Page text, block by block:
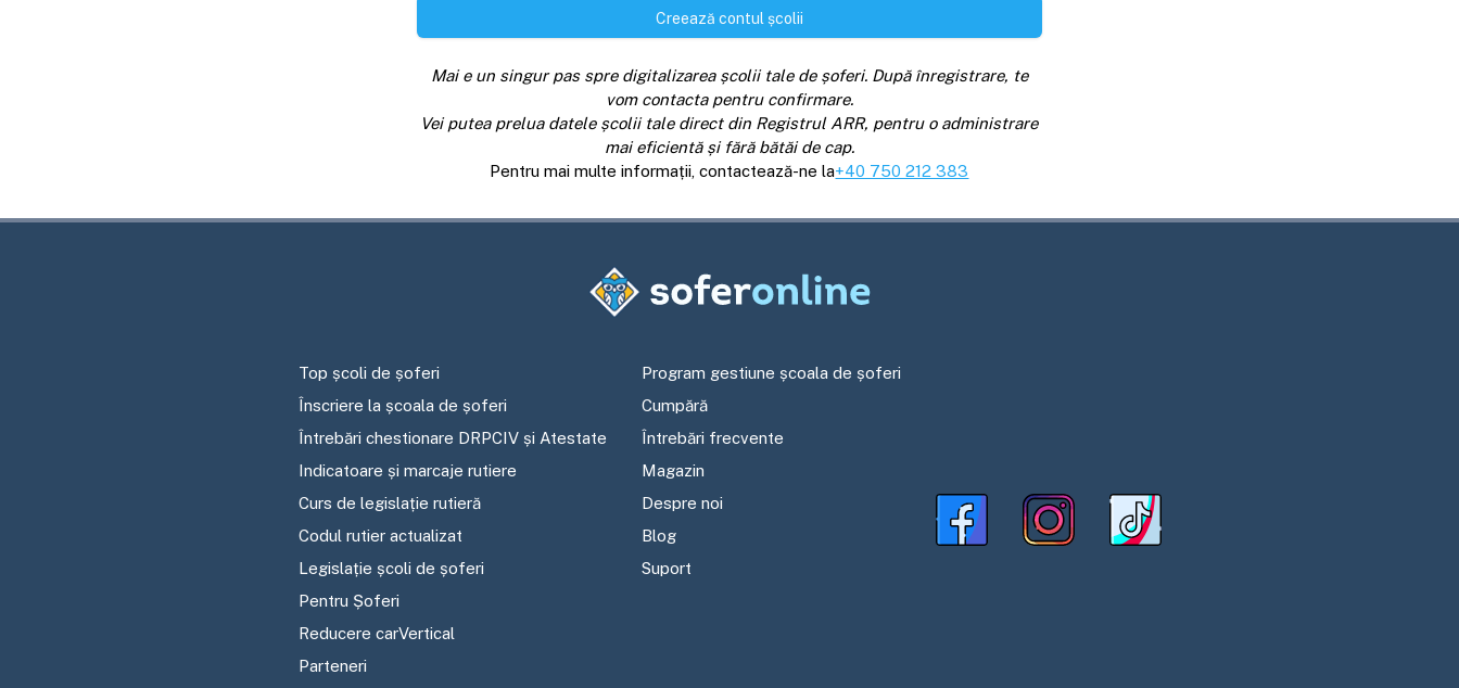
Creează contul școlii
Mai e un singur pas spre digitalizarea școlii tale de șoferi. După înregistrare, te
vom contacta pentru confirmare.
Vei putea prelua datele școlii tale direct din Registrul ARR, pentru o administrare
mai eficientă și fără bătăi de cap.
Pentru mai multe informații, contactează-ne la+40 750 212 383
Top școli de șoferi
Înscriere la școala de șoferi
Întrebări chestionare DRPCIV și Atestate
Indicatoare și marcaje rutiere
Curs de legislație rutieră
Codul rutier actualizat
Legislație școli de șoferi
Pentru Șoferi
Reducere carVertical
Parteneri
Program gestiune școala de șoferi
Cumpără
Întrebări frecvente
Magazin
Despre noi
Blog
Suport